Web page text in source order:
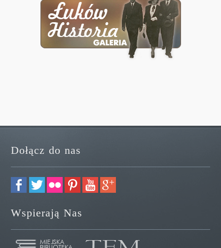
Dołącz do nas
Wspierają Nas